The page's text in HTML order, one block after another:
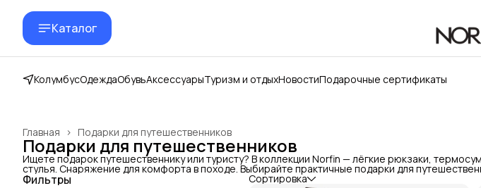
Каталог
КолумбусОдеждаОбувьАксессуарыТуризм и отдыхНовостиПодарочные сертификаты
Подарки для путешественников
Главная ›
Подарки для путешественников
Ищете подарок путешественнику или туристу? В коллекции Norfin — лёгкие рюкзаки,
стулья. Снаряжение для комфорта в походе. Выбирайте практичные подарки для
Фильтры Сортировка